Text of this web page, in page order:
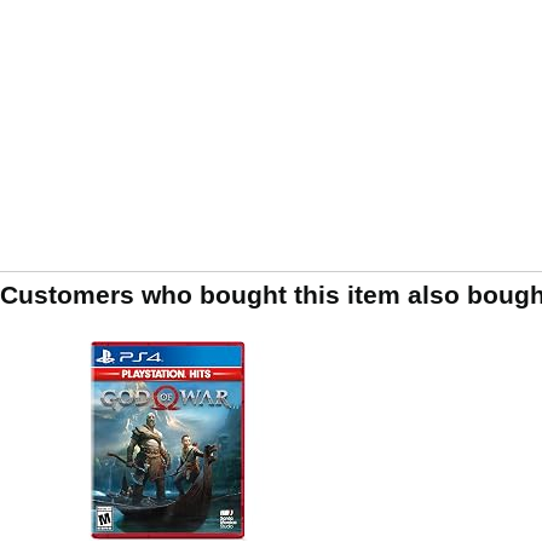
Customers who bought this item also